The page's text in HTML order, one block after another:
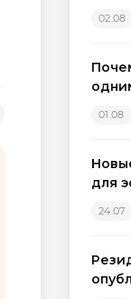
02.08
01.08
для
24.07